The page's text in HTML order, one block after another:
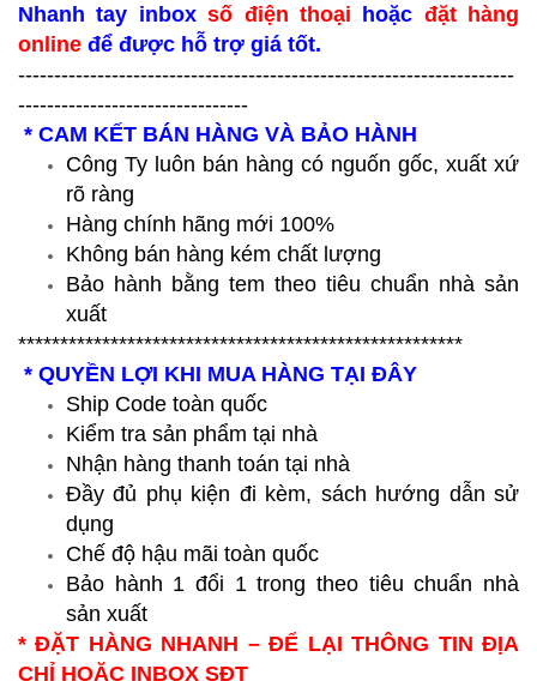
Nhanh tay inboxsố điện thoại hoặc đặt hàng
online để được hỗ trợ giá tốt.
---------------------------------------------------------------------
--------------------------------
* CAM KẾT BÁN HÀNG VÀ BẢO HÀNH
Công Ty luôn bán hàng có nguốn gốc, xuất xứ
rõ ràng
Hàng chính hãng mới 100%
Không bán hàng kém chất lượng
Bảo hành bằng tem theo tiêu chuẩn nhà sản
xuất
*****************************************************
* QUYỀN LỢI KHI MUA HÀNG TẠI ĐÂY
Ship Code toàn quốc
Kiểm tra sản phẩm tại nhà
Nhận hàng thanh toán tại nhà
Đầy đủ phụ kiện đi kèm, sách hướng dẫn sử
dụng
Chế độ hậu mãi toàn quốc
Bảo hành 1 đổi 1 trong theo tiêu chuẩn nhà
sản xuất
* ĐẶT HÀNG NHANH – ĐỂ LẠI THÔNG TIN ĐỊA
CHỈ HOẶC INBOX SĐT